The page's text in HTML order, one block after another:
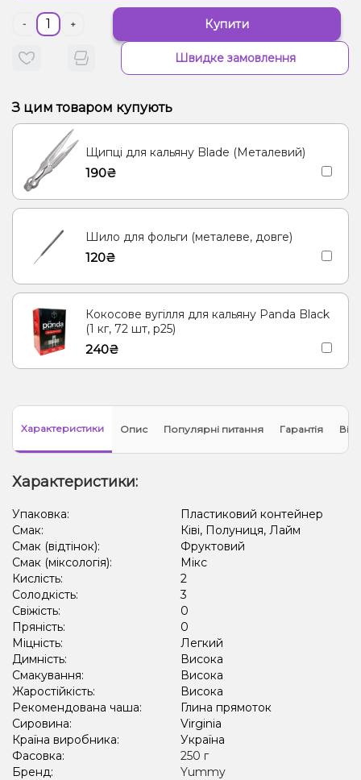
Кавун, Лимонад Ківі, Полуниця, Лайм
Диня, М’ята, Чорниця/Лохина
Джем, Мандарин Диня, Манго, Морозиво, Персик
Лайм, Лимон, М'ята Ананас, Кокос, Ром Лимонад, Огірок
Грейпфрут, Малина, Лимонад Тірамісу
Лайм, Чорниця/Лохина
- + Купити
Швидке замовлення
З цим товаром купують
Щипці для кальяну Blade (Металевий)
190₴
Шило для фольги (металеве, довге)
120₴
Кокосове вугілля для кальяну Panda Black
(1 кг, 72 шт, р25)
240₴
Характеристики Опис Популярні питання Гарантія
Характеристики:
Упаковка:
Пластиковий контейнер
Смак:
Ківі, Полуниця, Лайм
Смак (відтінок):
Фруктовий
Смак (міксологія):
Мікс
Кислість:
2
Солодкість:
3
Свіжість:
0
Пряність:
0
Міцність:
Легкий
Димність:
Висока
Смакування:
Висока
Жаростійкість:
Висока
Рекомендована чаша:
Глина прямоток
Сировина:
Virginia
Країна виробника:
Україна
Фасовка:
250 г
Бренд:
Yummy